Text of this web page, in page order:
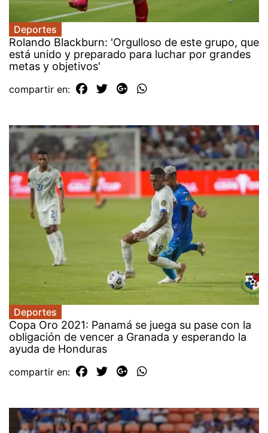
Deportes
Rolando Blackburn: 'Orgulloso de este grupo, que
está unido y preparado para luchar por grandes
metas y objetivos'
compartir en:
Deportes
Copa Oro 2021: Panamá se juega su pase con la
obligación de vencer a Granada y esperando la
ayuda de Honduras
compartir en: